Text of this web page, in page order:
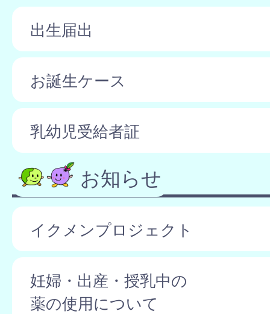
出生届出
お誕生ケース
乳幼児受給者証
お知らせ
イクメンプロジェクト
妊婦・出産・授乳中の
薬の使用について